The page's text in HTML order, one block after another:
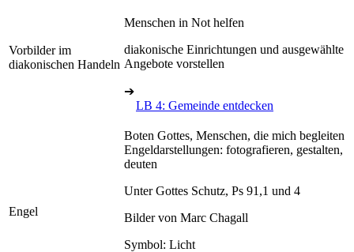
Vorbilder im
diakonischen Handeln
Menschen in Not helfen
diakonische Einrichtungen und ausgewählte
Angebote vorstellen
➔
LB 4: Gemeinde entdecken
Engel
Boten Gottes, Menschen, die mich begleiten
Engeldarstellungen: fotografieren, gestalten,
deuten
Unter Gottes Schutz, Ps 91,1 und 4
Bilder von Marc Chagall
Symbol: Licht